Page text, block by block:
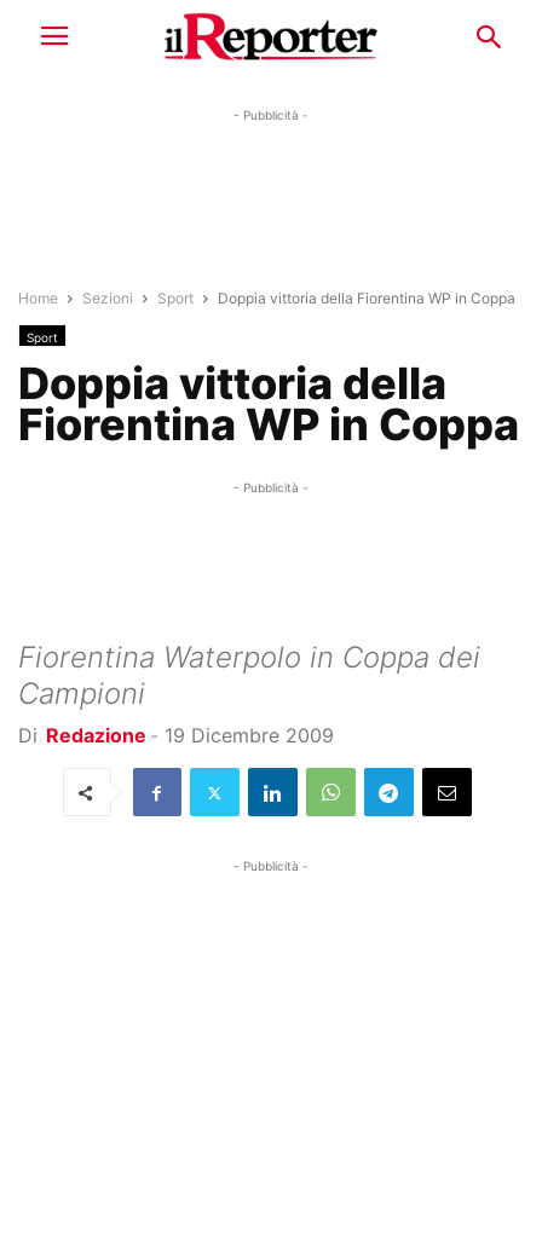
- Pubblicità -
Home Sezioni Sport Doppia vittoria della Fiorentina WP in Coppa
Sport
Doppia vittoria della
Fiorentina WP in Coppa
- Pubblicità -
Fiorentina Waterpolo in Coppa dei
Campioni
Di Redazione - 19 Dicembre 2009
- Pubblicità -